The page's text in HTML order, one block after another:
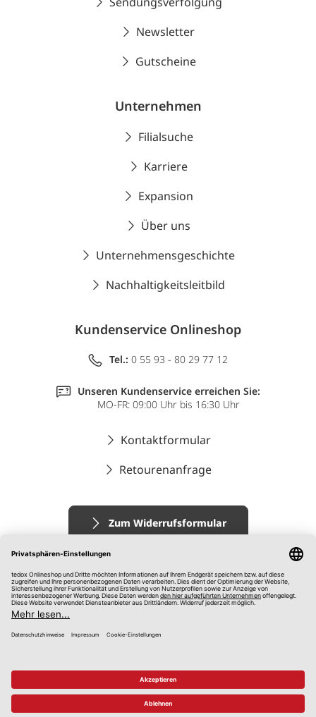
Newsletter
Gutscheine
Unternehmen
Filialsuche
Karriere
Expansion
Über uns
Unternehmensgeschichte
Nachhaltigkeitsleitbild
Kundenservice Onlineshop
Tel.: 0 55 93 - 80 29 77 12
Unseren Kundenservice erreichen Sie:
MO-FR: 09:00 Uhr bis 16:30 Uhr
Kontaktformular
Retourenanfrage
Zum Widerrufsformular
© 2026 tedox KG
Impressum
AGB
Datenschutz
Hinweisgebersystem